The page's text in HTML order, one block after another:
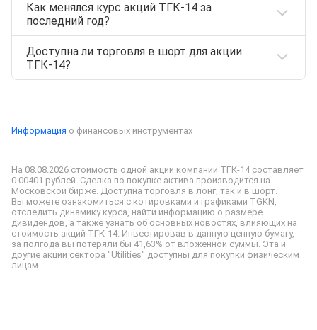
АкцииTGKNможно приобрести,
открывиндивидуальный инвестиционный счет
(ИИС) или жеброкерский счетна сайте
Т‑Инвестиции. Все представленные ценные
бумаги доступны к покупке физическим лицам.
Как менялся курс акций ТГК-14 за
последний год?
За это время цена одной акции ТГК-14
изменилась на 36,45%, что составляло 0,00 false.
Текущая же цена (08.08.2026) составляет 0,00
Доступна ли торговля в шорт для акции
ТГК-14?
необходимого брокерского счета
Информация о финансовых инструментах
На 08.08.2026 стоимость одной акции компании ТГК-14 составляет
0.00401 рублей. Сделка по покупке актива производится на
Московской бирже. Доступна торговля в лонг, так и в шорт.
Вы можете ознакомиться с котировками и графиками TGKN,
отследить динамику курса, найти информацию о размере
дивидендов, а также узнать об основных новостях, влияющих на
стоимость акций ТГК-14. Инвестировав в данную ценную бумагу,
за полгода вы потеряли бы 41,63% от вложенной суммы. Эта и
другие акции сектора "Utilities" доступны для покупки физическим
лицам.